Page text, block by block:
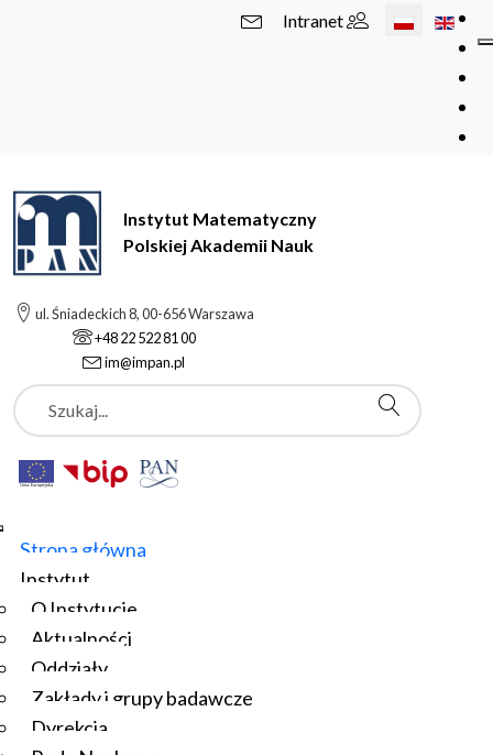
Wybierz swój
Intranet
Instytut Matematyczny
Polskiej Akademii Nauk
ul. Śniadeckich 8, 00-656 Warszawa
+48 22 522 81 00
im@impan.pl
Szukaj
Strona główna
Instytut
O Instytucie
Aktualności
Oddziały
Zakłady i grupy badawcze
Dyrekcja